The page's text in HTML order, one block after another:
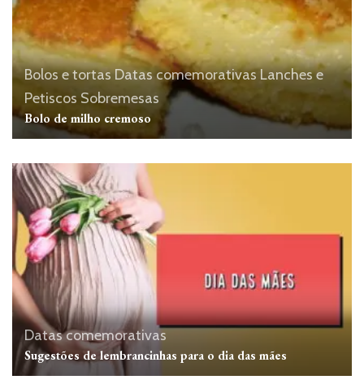
Bolos e tortasDatas comemorativas Lanches e
Petiscos Sobremesas
Bolo de milho cremoso
Datas comemorativas
Sugestões de lembrancinhas para o dia das mães